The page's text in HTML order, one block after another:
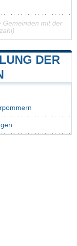
Gemeinden mit der
DER